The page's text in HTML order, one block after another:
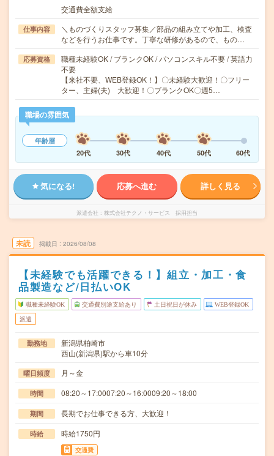
交通費全額支給
仕事内容
＼ものづくりスタッフ募集／部品の組み立てや加工、検査
などを行うお仕事です。丁寧な研修があるので、もの…
応募資格
職種未経験OK / ブランクOK / パソコンスキル不要 / 英語力
不要
【来社不要、WEB登録OK！】〇未経験大歓迎！〇フリー
ター、主婦(夫) 大歓迎！〇ブランクOK〇週5…
職場の雰囲気
年齢層
20代
30代 40代 50代 60代
気になる! 応募へ進む 詳しく見る
派遣会社 株式会社テクノ・サービス 採用担当
未読 掲載日 2026/08/08
【未経験でも活躍できる！】組立・加工・食
品製造など/日払いOK
職種未経験OK 交通費別途支給あり 土日祝日が休み WEB登録OK
派遣
勤務地
新潟県柏崎市
西山(新潟県)駅から車10分
曜日頻度 月～金
時間 08:20～17:0007:20～16:0009:20～18:00
期間 長期でお仕事できる方、大歓迎！
時給 時給1750円
交通費